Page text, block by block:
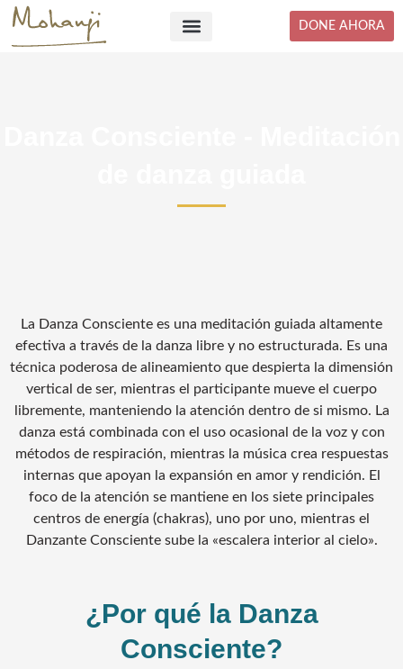
Skip
content
DONE AHORA
La Danza Consciente es una meditación guiada altamente
efectiva a través de la danza libre y no estructurada. Es una
técnica poderosa de alineamiento que despierta la dimensión
vertical de ser, mientras el participante mueve el cuerpo
libremente, manteniendo la atención dentro de si mismo. La
danza está combinada con el uso ocasional de la voz y con
métodos de respiración, mientras la música crea respuestas
internas que apoyan la expansión en amor y rendición. El
foco de la atención se mantiene en los siete principales
centros de energía (chakras), uno por uno, mientras el
Danzante Consciente sube la «escalera interior al cielo».
¿Por qué la Danza
Consciente?